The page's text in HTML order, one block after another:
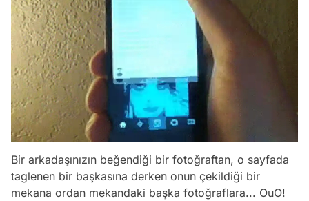
Bir arkadaşınızın beğendiği bir fotoğraftan, o sayfada
taglenen bir başkasına derken onun çekildiği bir
mekana ordan mekandaki başka fotoğraflara... OuO!